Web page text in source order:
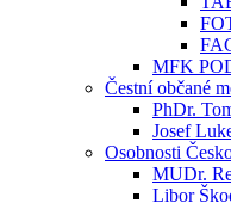
MFK
Čestní občané
PhDr.
Josef
Osobnosti
MUDr.
Libor